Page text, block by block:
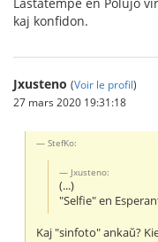
kaj konfidon.
Jxusteno (Voir le profil)
27 mars 2020 19:31:18
StefKo:
Jxusteno:
(...)
"Selfie" en
Kaj "sinfoto" ankaŭ?